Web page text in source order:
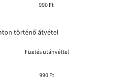
990 Ft
történő átvétel
Fizetés utánvéttel
990 Ft